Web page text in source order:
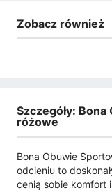
Zobacz również
Szczegóły:
różowe
Bona Obuwie
odcieniu to
cenią sobie komfort